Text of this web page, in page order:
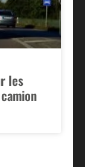
les